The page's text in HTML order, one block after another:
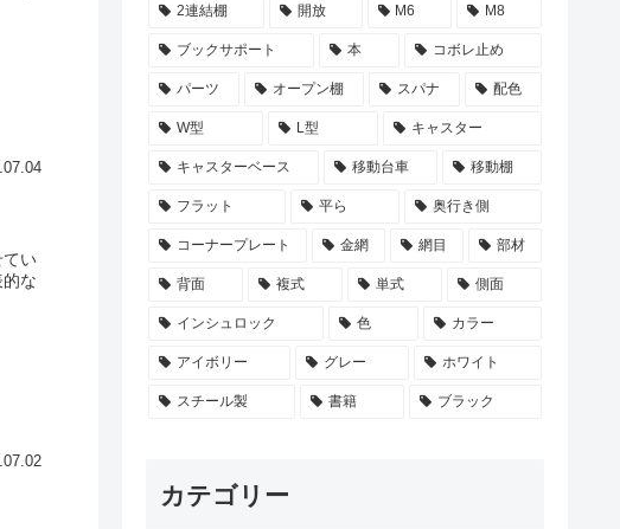
てい
な
2連結棚 開放 M6 M8
ブックサポート 本 コボレ止め
パーツ オープン棚 スパナ 配色
W型 L型 キャスター
キャスターベース 移動台車 移動棚
フラット 平ら 奥行き側
コーナープレート 金網 網目 部材
背面 複式 単式 側面
インシュロック 色 カラー
アイボリー グレー ホワイト
スチール製 書籍 ブラック
カテゴリー